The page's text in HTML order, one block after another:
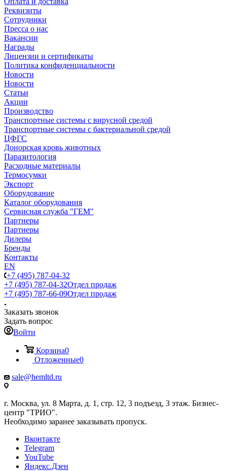
Реквизиты
Сотрудники
Пресса о нас
Вакансии
Награды
Лицензии и сертификаты
Политика конфиденциальности
Новости
Новости
Статьи
Акции
Производство
Транспортные системы с вирусной средой
Транспортные системы с бактериальной средой
ЦФГС
Донорская кровь животных
Паразитология
Расходные материалы
Термосумки
Экспорт
Оборудование
Каталог оборудования
Сервисная служба "ГЕМ"
Партнеры
Партнеры
Дилеры
Бренды
Контакты
EN
+7 (495) 787-04-32
+7 (495) 787-04-32Отдел продаж
+7 (495) 787-66-09Отдел продаж
Заказать звонок
Задать вопрос
Войти
Корзина0
Отложенные0
sale@hemltd.ru
г. Москва, ул. 8 Марта, д. 1, стр. 12, 3 подъезд, 3 этаж. Бизнес-
центр "ТРИО".
Необходимо заранее заказывать пропуск.
Вконтакте
Telegram
YouTube
Яндекс.Дзен